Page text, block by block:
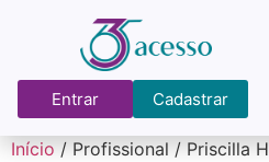
Entrar Cadastrar
Início / Profissional / Priscilla